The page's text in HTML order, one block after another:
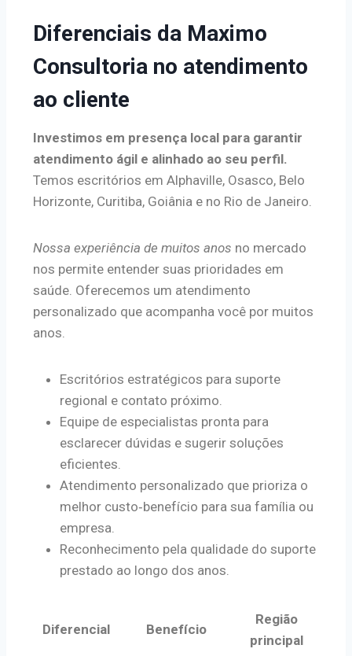
Diferenciais da Maximo
Consultoria no atendimento
ao cliente
Investimos em presença local para garantir
atendimento ágil e alinhado ao seu perfil.
Temos escritórios em Alphaville, Osasco, Belo
Horizonte, Curitiba, Goiânia e no Rio de Janeiro.
Nossa experiência de muitos anos no mercado
nos permite entender suas prioridades em
saúde. Oferecemos um atendimento
personalizado que acompanha você por muitos
anos.
Escritórios estratégicos para suporte
regional e contato próximo.
Equipe de especialistas pronta para
esclarecer dúvidas e sugerir soluções
eficientes.
Atendimento personalizado que prioriza o
melhor custo‑benefício para sua família ou
empresa.
Reconhecimento pela qualidade do suporte
prestado ao longo dos anos.
Diferencial Benefício
Região
principal